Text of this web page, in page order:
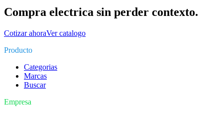
Compra electrica sin perder contexto.
Cotizar ahoraVer catalogo
Producto
Categorias
Marcas
Buscar
Empresa